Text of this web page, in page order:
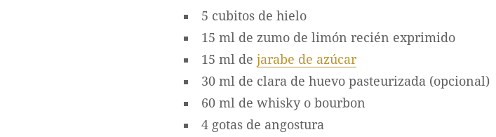
5 cubitos de hielo
15 ml de zumo de limón recién exprimido
15 ml de jarabe de azúcar
30 ml de clara de huevo pasteurizada (opcional)
60 ml de whisky o bourbon
4 gotas de angostura